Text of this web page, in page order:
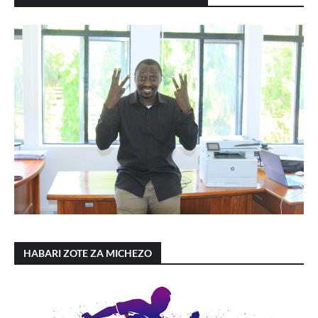
HABARI ZOTE ZA MICHEZO